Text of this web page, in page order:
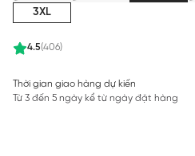
4.5(406)
3XL
Thời gian giao hàng dự kiến
Từ 3 đến 5 ngày kể từ ngày đặt hàng